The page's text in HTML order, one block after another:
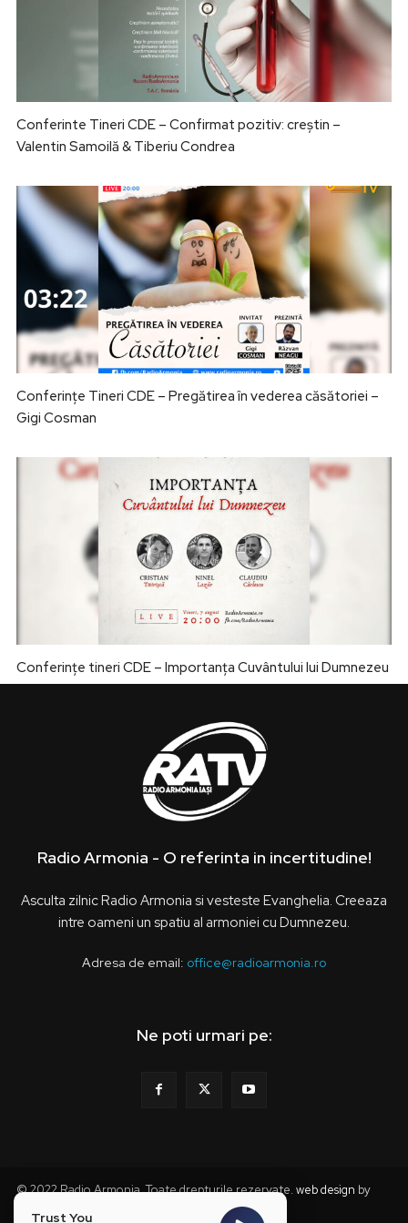
Conferinte Tineri CDE – Confirmat pozitiv: creștin –
Valentin Samoilă & Tiberiu Condrea
Conferințe Tineri CDE – Pregătirea în vederea căsătoriei –
Gigi Cosman
Conferințe tineri CDE – Importanța Cuvântului lui Dumnezeu
Radio Armonia - O referinta in incertitudine!
Asculta zilnic Radio Armonia si vesteste Evanghelia. Creeaza
intre oameni un spatiu al armoniei cu Dumnezeu.
Adresa de email: office@radioarmonia.ro
Ne poti urmari pe:
© 2022 Radio Armonia. Toate drepturile rezervate. web design by
Trust You